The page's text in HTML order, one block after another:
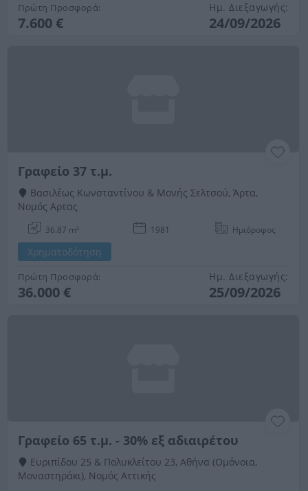
Πρώτη Προσφορά:
7.600 €
Ημ. Διεξαγωγής:
24/09/2026
Γραφείο 37 τ.μ.
Βασιλέως Κωνσταντίνου & Μονής Σελτσού, Άρτα,
Νομός Αρτας
36.87 m² 1981 Ημιόροφος
Χρηματοδότηση
Πρώτη Προσφορά:
36.000 €
Ημ. Διεξαγωγής:
25/09/2026
Γραφείο 65 τ.μ. - 30% εξ αδιαιρέτου
Ευριπίδου 25 & Πολυκλείτου 23, Αθήνα (Ομόνοια,
Μοναστηράκι), Νομός Αττικής